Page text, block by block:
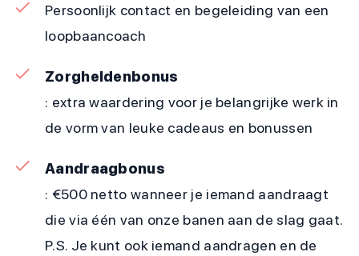
Persoonlijk contact en begeleiding van een
loopbaancoach
Zorgheldenbonus
: extra waardering voor je belangrijke werk in
de vorm van leuke cadeaus en bonussen
Aandraagbonus
: €500 netto wanneer je iemand aandraagt
die via één van onze banen aan de slag gaat.
P.S. Je kunt ook iemand aandragen en de